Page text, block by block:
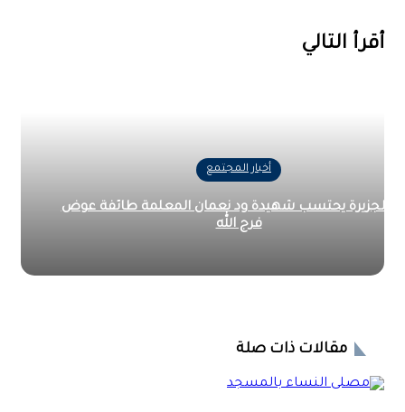
أقرأ التالي
أخبار المجتمع
الجزيرة يحتسب شهيدة ود نعمان المعلمة طائفة عوض
فرج الله
مقالات ذات صلة